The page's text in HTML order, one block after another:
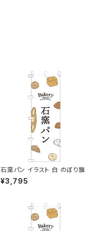
石窯パン イラスト 白 のぼり旗
¥3,795